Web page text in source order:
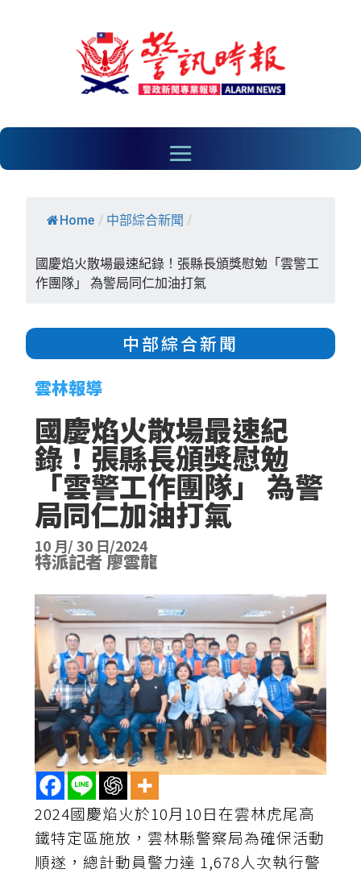
Home / 中部綜合新聞 /
國慶焰火散場最速紀錄！張縣長頒獎慰勉「雲警工
作團隊」 為警局同仁加油打氣
中部綜合新聞
雲林報導
國慶焰火散場最速紀
錄！張縣長頒獎慰勉
「雲警工作團隊」 為警
局同仁加油打氣
10 月/ 30 日/2024
特派記者 廖雲龍
2024國慶焰火於10月10日在雲林虎尾高
鐵特定區施放，雲林縣警察局為確保活動
順遂，總計動員警力達 1,678人次執行警